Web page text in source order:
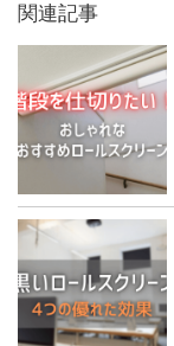
関連記事